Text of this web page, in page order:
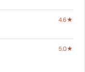
4.6★
5.0★